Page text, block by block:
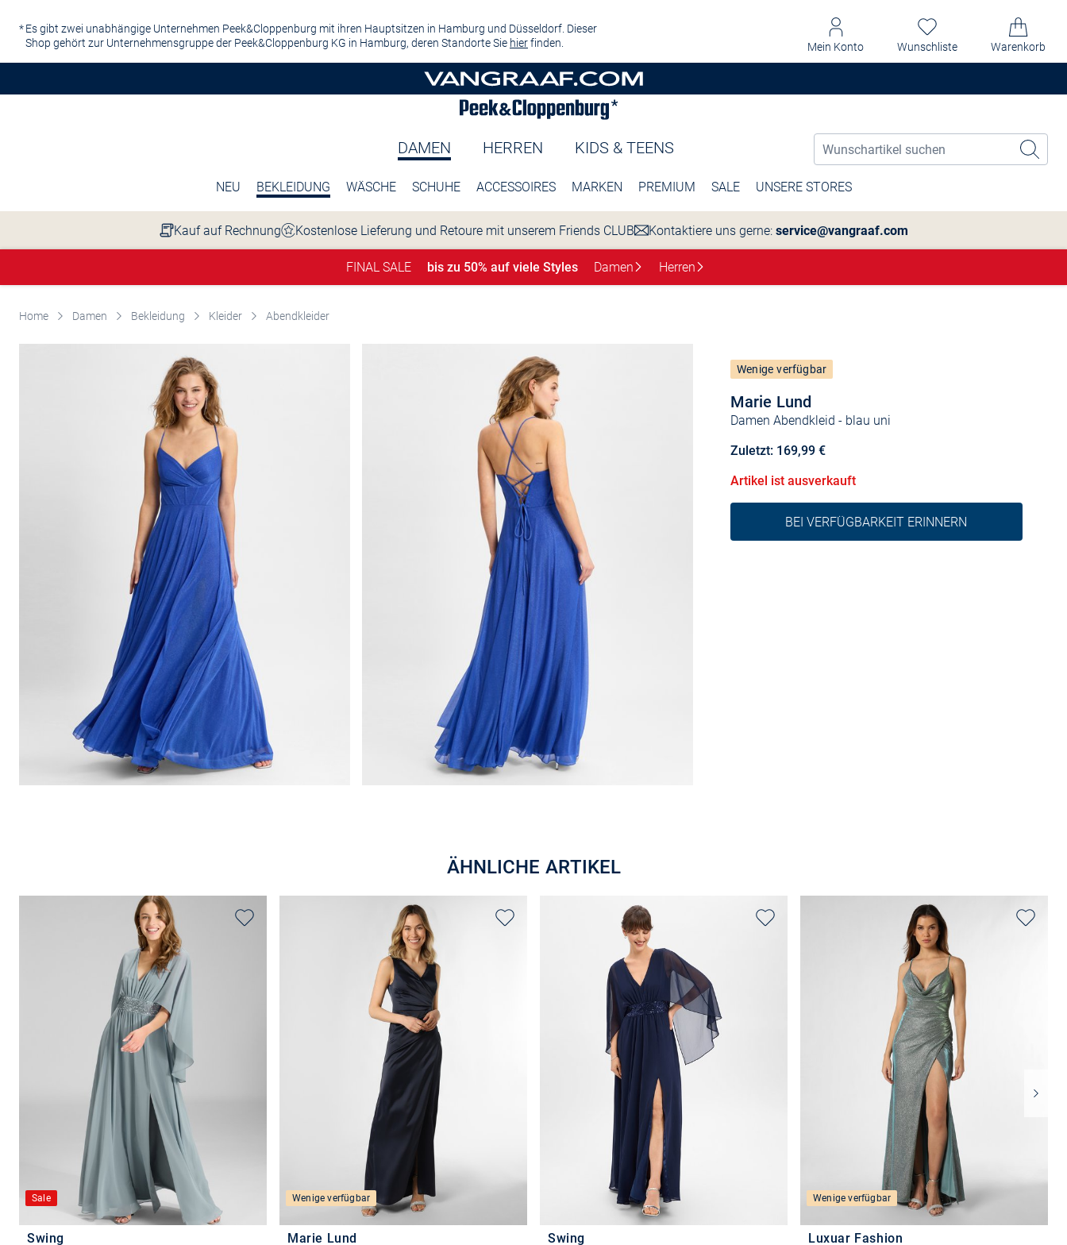
Es gibt zwei unabhängige Unternehmen Peek&Cloppenburg mit ihren Hauptsitzen in Hamburg und Düsseldorf. Dieser
Shop gehört zur Unternehmensgruppe der Peek&Cloppenburg KG in Hamburg, deren Standorte Sie hierfinden. Mein Konto Wunschliste Warenkorb
DAMEN HERREN KIDS & TEENS
NEU BEKLEIDUNG WÄSCHE SCHUHE ACCESSOIRES MARKEN PREMIUM SALE UNSERE STORES
Kauf auf Rechnung Kostenlose Lieferung und Retoure mit unserem Friends CLUB Kontaktiere uns gerne: service@vangraaf.com
FINAL SALE bis zu 50% auf viele Styles Damen Herren
Home Damen Bekleidung Kleider Abendkleider
Marie Lund
Damen Abendkleid - blau uni
Wenige verfügbar
Zuletzt: 169,99 €
Artikel ist ausverkauft
BEI VERFÜGBARKEIT ERINNERN
ÄHNLICHE ARTIKEL
Sale
Swing
Wenige verfügbar
Marie Lund Swing
Wenige verfügbar
Luxuar Fashion